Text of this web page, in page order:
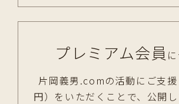
プレミアム会員
片岡義男.comの活動にご支
円）をいただくことで、公開